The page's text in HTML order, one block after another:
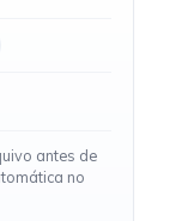
antes de
no